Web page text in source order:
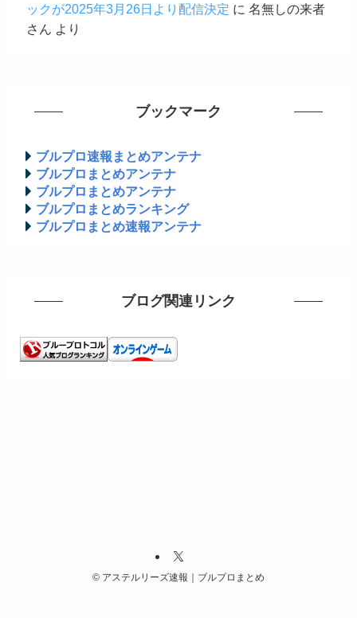
ックが2025年3月26日より配信決定 に 名無しの来者
さん より
ブックマーク
ブルプロ速報まとめアンテナ
ブルプロまとめアンテナ
ブルプロまとめアンテナ
ブルプロまとめランキング
ブルプロまとめ速報アンテナ
ブログ関連リンク
© アステルリーズ速報｜ブルプロまとめ